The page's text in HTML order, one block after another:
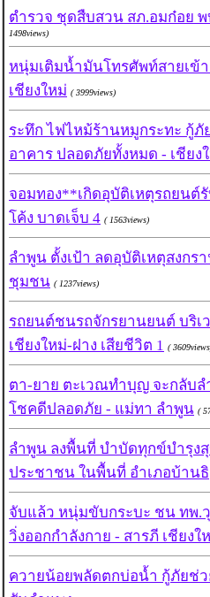
ตำรวจ ชุดสืบสวน สภ.อมก๋อย
1498views)
หนุ่มเติมน้ำมันโทรศัพท์สายเข้
เชียงใหม่ ( 3999views)
ระทึก ไฟไหม้ร้านหมูกระทะ กู้ภั
อาคาร ปลอดภัยทั้งหมด - เชียง
จอมทอง**เกิดอุบัติเหตุรถยนต์
โค้ง บาดเจ็บ 4 ( 1563views)
ลำพูน ตั้งเป้า ลดอุบัติเหตุสงกร
ชุมชน ( 1237views)
รถยนต์ชนรถจักรยานยนต์ บริ
เชียงใหม่-ฝาง เสียชีวิต 1 (
ตา-ยาย ตะเวณทำบุญ จะกลับล
โชคดีปลอดภัย - แม่ทา ลำพูน (
ลำพูน ลงพื้นที่ บำบัดทุกข์บำรุง
ประชาชน ในพื้นที่ อำเภอบ้านธิ
จับแล้ว หนุ่มขับกระบะ ชน ทพ
วิ่งออกกำลังกาย - สารภี เชียงใ
ควายน้อยพลัดตกบ่อน้ำ กู้ภัยช่